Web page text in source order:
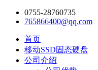
0755-28760735
765866400@qq.com
首页
移动SSD固态硬盘
公司介绍